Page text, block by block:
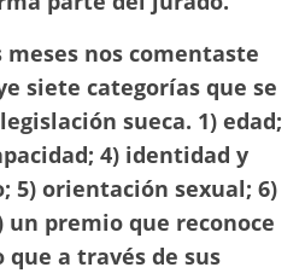
nos comentaste
siete categorías que se
sueca. 1) edad;
4) identidad y
5) orientación sexual; 6)
un premio que reconoce
a través de sus